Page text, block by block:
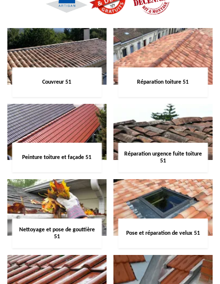
Couvreur 51 Réparation toiture 51
Peinture toiture et façade 51
Réparation urgence fuite toiture
51
Nettoyage et pose de gouttière
51
Pose et réparation de velux 51